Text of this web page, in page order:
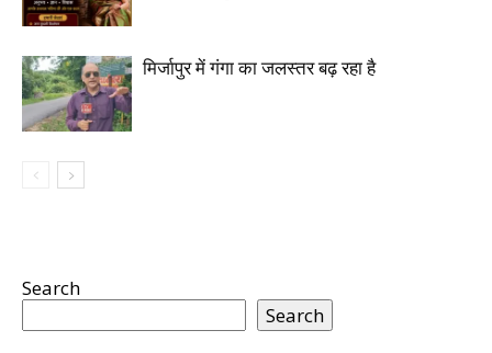
मिर्जापुर में गंगा का जलस्तर बढ़ रहा है
Search
Search